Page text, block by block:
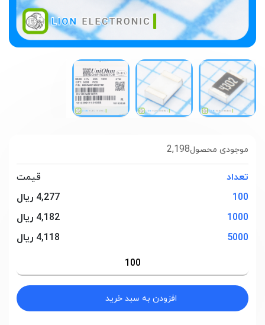
2,198موجودی محصول
تعداد
قیمت
100
4,277 ریال
1000
4,182 ریال
5000
4,118 ریال
افزودن به سبد خرید